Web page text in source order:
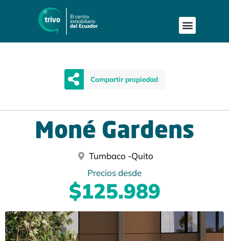
Compartir propiedad
Moné Gardens
Tumbaco -Quito
Precios desde
$125.989